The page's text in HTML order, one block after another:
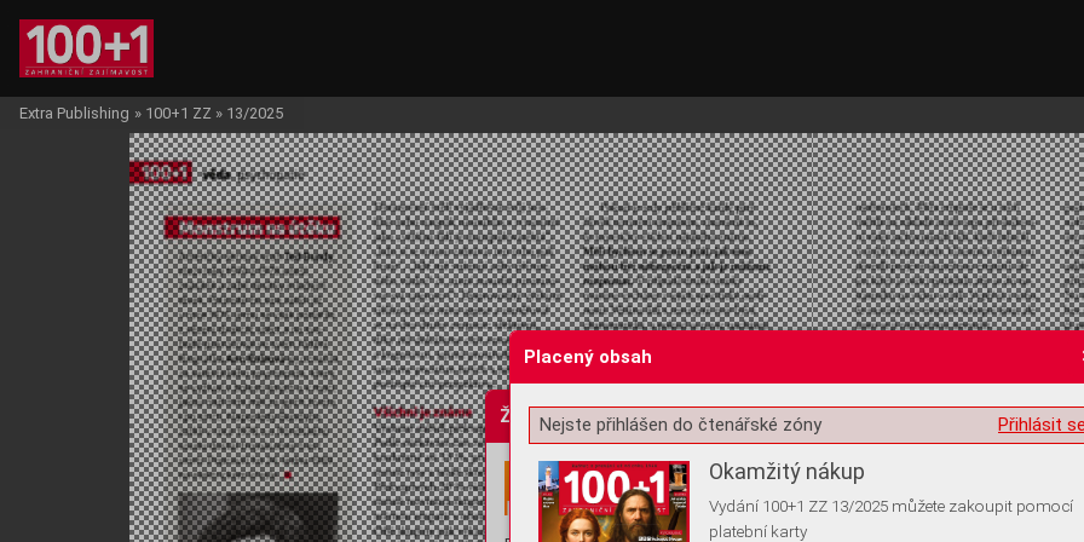
Žádost o souhlas s ukládáním volitelných informací
Extra Publishing » 100+1 ZZ » 13/2025
Placený obsah
Přihlásit
Nejste přihlášen do čtenářské zóny
Okamžitý nákup
Vydání 100+1 ZZ 13/2025 můžete zakoupit pomocí
platební karty